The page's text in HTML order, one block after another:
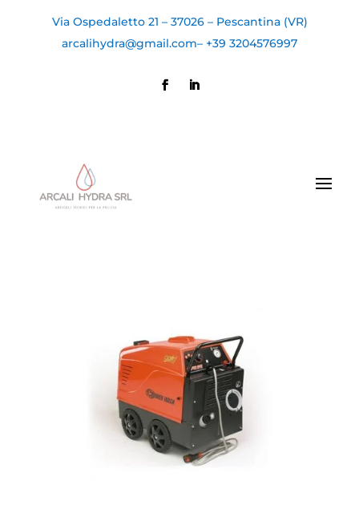
Via Ospedaletto 21 – 37026 – Pescantina (VR)
arcalihydra@gmail.com– +39 3204576997